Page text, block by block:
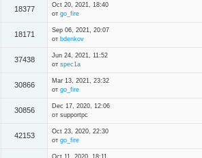
18377
Oct 20, 2021, 18:40
от go_fire
18171
Sep 06, 2021, 20:07
от bdenkov
37438
Jun 24, 2021, 11:52
от spec1a
30866
Mar 13, 2021, 23:32
от go_fire
30856
Dec 17, 2020, 12:06
от supportpc
42153
Oct 23, 2020, 22:30
от go_fire
Oct 11, 2020, 18:11